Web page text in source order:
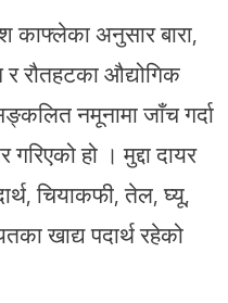
अनुसार बारा,
र रौतहटका औद्योगिक
नमूनामा जाँच गर्दा
हो । मुद्दा दायर
चियाकफी, तेल, घ्यू,
खाद्य पदार्थ रहेको